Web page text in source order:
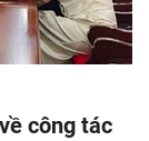
công tác